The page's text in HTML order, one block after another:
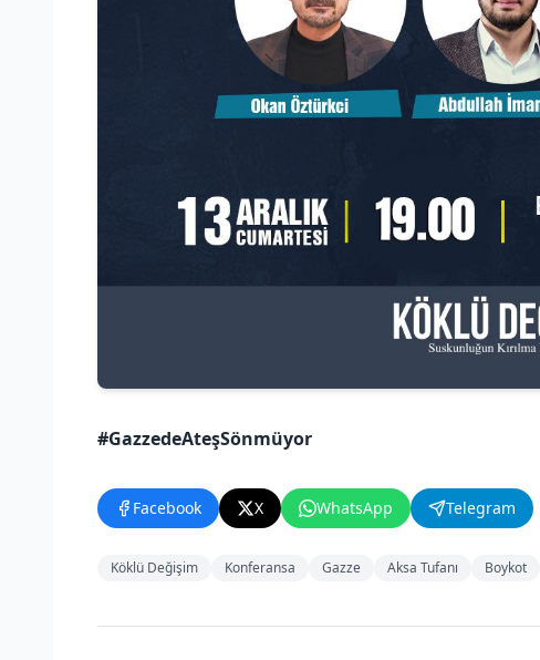
#GazzedeAteşSönmüyor
Facebook X WhatsApp Telegram
Köklü Değişim Konferansa Gazze Aksa Tufanı Boykot